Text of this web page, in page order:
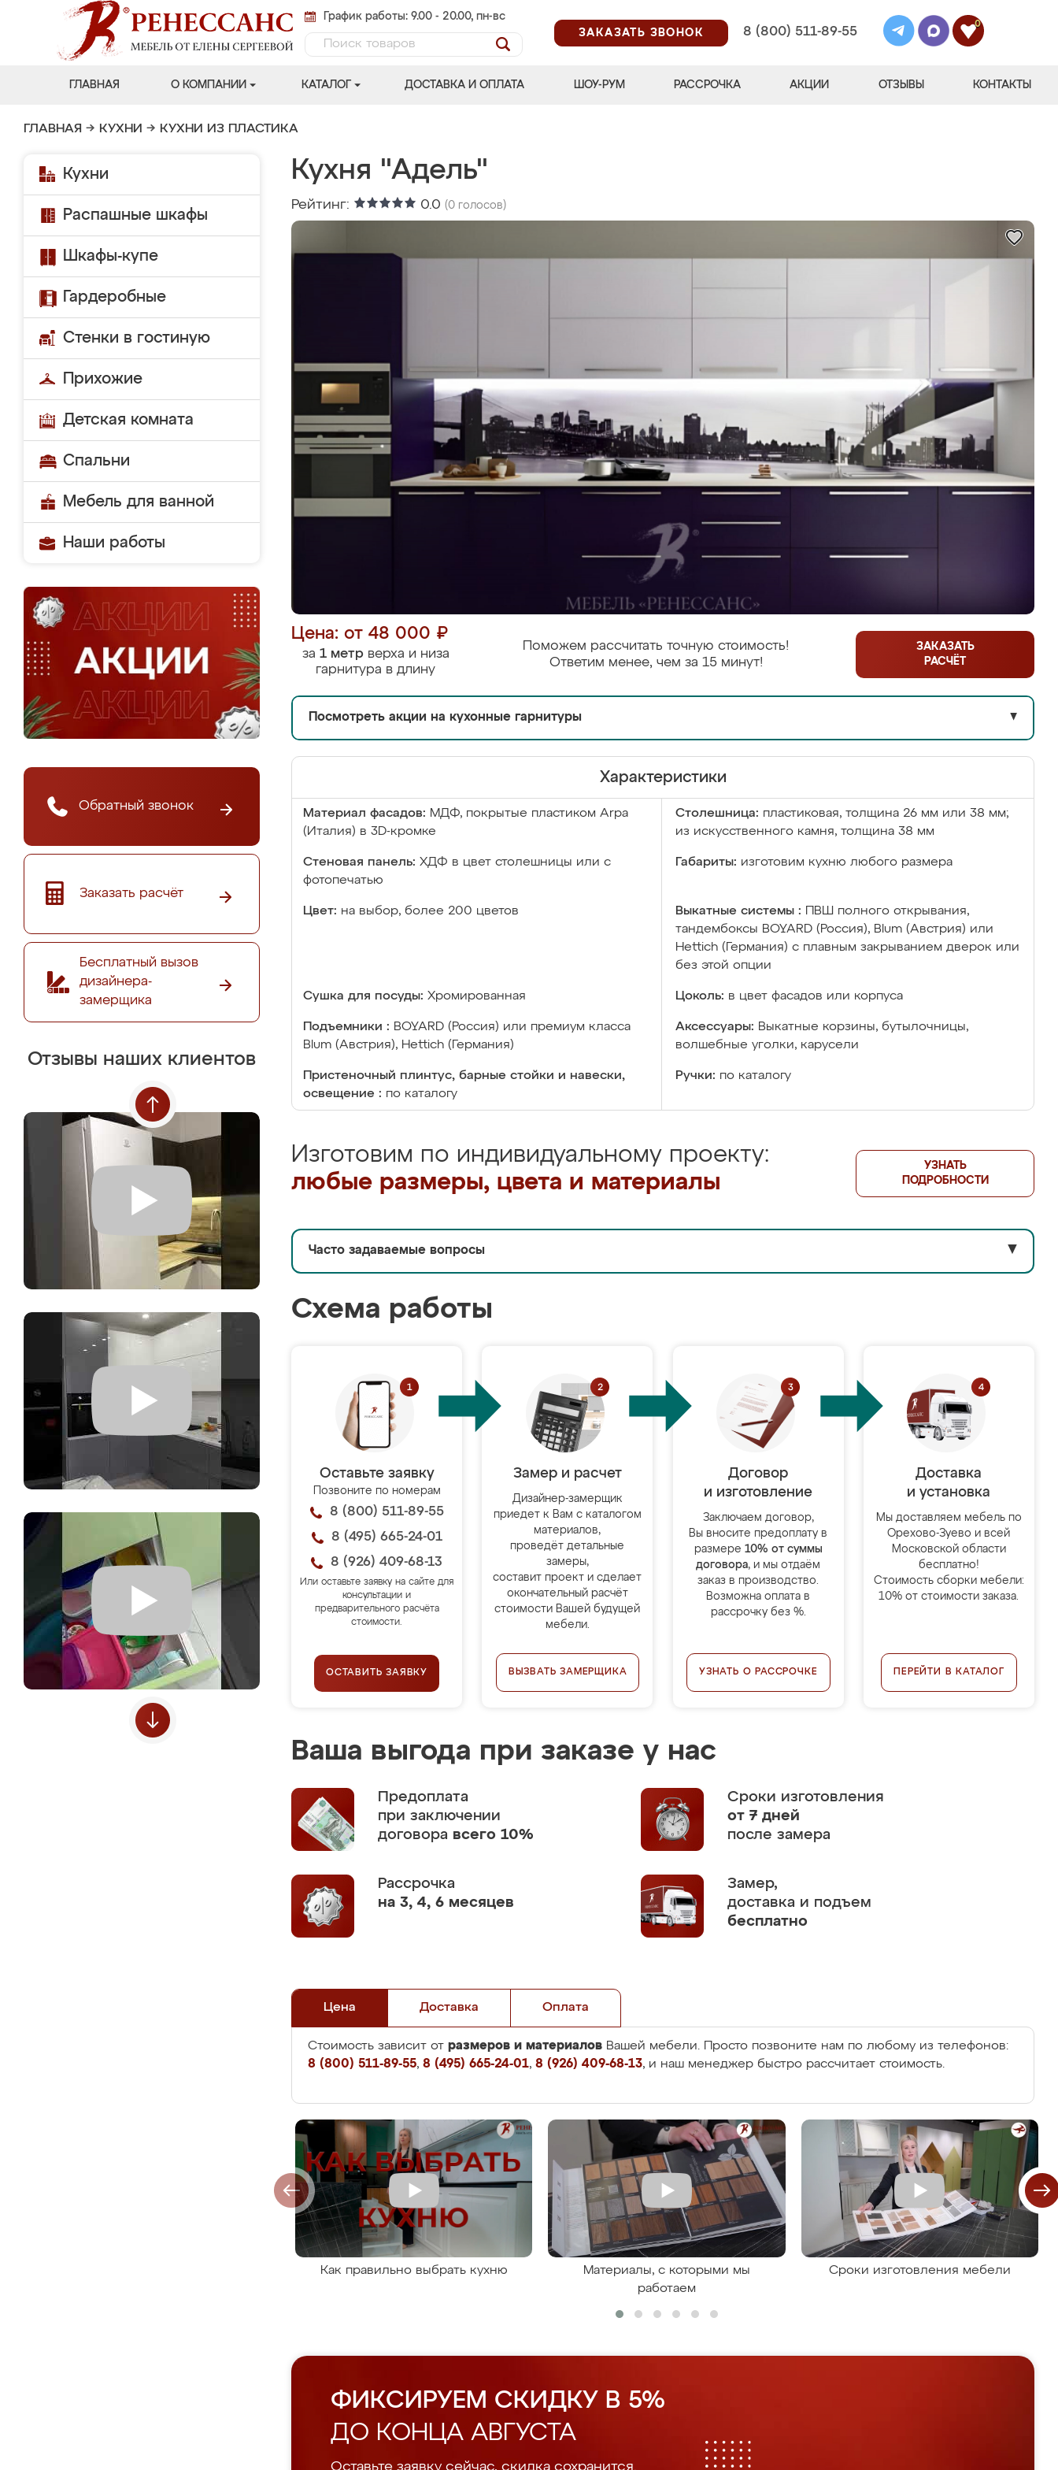
График работы: 9.00 - 20.00, пн-вс
ЗАКАЗАТЬ ЗВОНОК
8 (800) 511-89-55
0
ГЛАВНАЯ О КОМПАНИИ КАТАЛОГ ДОСТАВКА И ОПЛАТА ШОУ-РУМ РАССРОЧКА АКЦИИ ОТЗЫВЫ КОНТАКТЫ
ГЛАВНАЯ → КУХНИ → КУХНИ ИЗ ПЛАСТИКА
Кухни
Распашные шкафы
Шкафы-купе
Гардеробные
Стенки в гостиную
Прихожие
Детская комната
Спальни
Мебель для ванной
Наши работы
Обратный звонок
Заказать расчёт
Бесплатный вызов
дизайнера-
замерщика
Отзывы наших клиентов
Кухня "Адель"
Рейтинг: 0.0 (0 голосов)
Цена: от 48 000 ₽
за 1 метрверха и низа
гарнитура в длину
Поможем рассчитать точную стоимость!
Ответим менее, чем за 15 минут!
ЗАКАЗАТЬ
РАСЧЁТ
Посмотреть акции на кухонные гарнитуры ▼
Характеристики
Материал фасадов: МДФ, покрытые пластиком Arpa
(Италия) в 3D-кромке
Столешница: пластиковая, толщина 26 мм или 38 мм;
из искусственного камня, толщина 38 мм
Стеновая панель: ХДФ в цвет столешницы или с
фотопечатью
Габариты: изготовим кухню любого размера
Цвет: на выбор, более 200 цветов Выкатные системы :
ПВШ полного открывания,
тандембоксы BOYARD (Россия), Blum (Австрия) или
Hettich (Германия) с плавным закрыванием дверок или
без этой опции
Сушка для посуды: Хромированная Цоколь: в цвет фасадов или корпуса
Подъемники : BOYARD (Россия) или премиум класса
Blum (Австрия), Hettich (Германия)
Аксессуары: Выкатные корзины, бутылочницы,
волшебные уголки, карусели
Пристеночный плинтус, барные стойки и навески,
освещение : по каталогу
Ручки: по каталогу
Изготовим по индивидуальному проекту:
любые размеры, цвета и материалы
УЗНАТЬ
ПОДРОБНОСТИ
Часто задаваемые вопросы ▼
Схема работы
Оставьте заявку
Позвоните по номерам
8 (800) 511-89-55
8 (495) 665-24-01
8 (926) 409-68-13
Или оставьте заявку на сайте для
консультации и
предварительного расчёта
стоимости.
ОСТАВИТЬ ЗАЯВКУ
Замер и расчет
Дизайнер-замерщик
приедет к Вам с каталогом
материалов,
проведёт детальные
замеры,
составит проект и сделает
окончательный расчёт
стоимости Вашей будущей
мебели.
ВЫЗВАТЬ ЗАМЕРЩИКА
Договор
и изготовление
Заключаем договор,
Вы вносите предоплату в
размере 10% от суммы
договора, и мы отдаём
заказ в производство.
Возможна оплата в
рассрочку без %.
УЗНАТЬ О РАССРОЧКЕ
Доставка
и установка
Мы доставляем мебель по
Орехово-Зуево и всей
Московской области
бесплатно!
Стоимость сборки мебели:
10% от стоимости заказа.
ПЕРЕЙТИ В КАТАЛОГ
Ваша выгода при заказе у нас
Предоплата
при заключении
договора всего 10%
Сроки изготовления
от 7 дней
после замера
Рассрочка
на 3, 4, 6 месяцев
Замер,
доставка и подъем
бесплатно
Цена Доставка Оплата
Стоимость зависит от размеров и материалов Вашей мебели. Просто позвоните нам по любому из телефонов:
8 (800) 511-89-55, 8 (495) 665-24-01, 8 (926) 409-68-13, и наш менеджер быстро рассчитает стоимость.
Как правильно выбрать кухню
Материалы, с которыми мы
работаем
Сроки изготовления мебели
ФИКСИРУЕМ СКИДКУ В 5%
ДО КОНЦА АВГУСТА
Оставьте заявку сейчас, скидка сохранится.